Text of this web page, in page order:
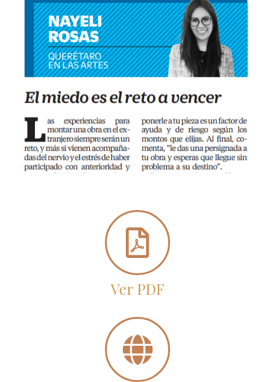
Ver PDF